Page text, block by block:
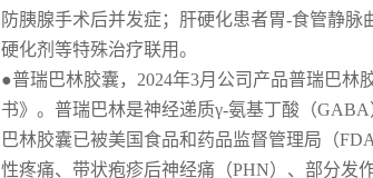
防胰腺手术后并发症；肝硬化患者胃-食管静
硬化剂等特殊治疗联用。
●普瑞巴林胶囊，2024年3月公司产品普瑞巴
书》。普瑞巴林是神经递质γ-氨基丁酸（
巴林胶囊已被美国食品和药品监督管理局（
性疼痛、带状疱疹后神经痛（PHN）、部分发